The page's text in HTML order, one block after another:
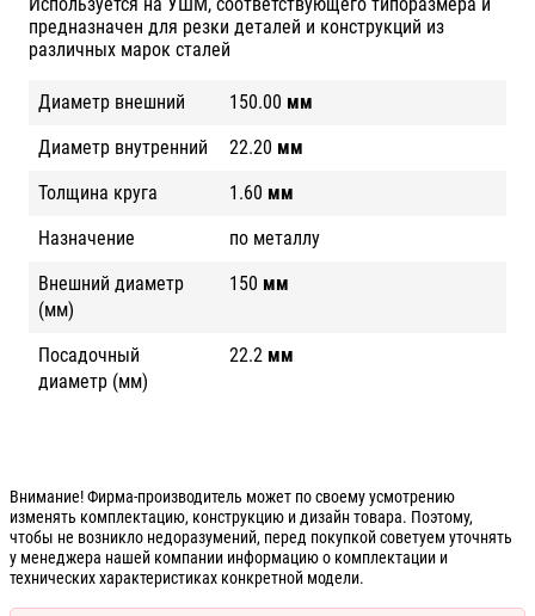
Используется на УШМ, соответствующего типоразмера и
предназначен для резки деталей и конструкций из
различных марок сталей
Диаметр внешний 150.00 мм
Диаметр внутренний
22.20 мм
Толщина круга
1.60 мм
Назначение
по металлу
Внешний диаметр
(мм)
150 мм
Посадочный
диаметр (мм)
22.2 мм
Внимание! Фирма-производитель может по своему усмотрению
изменять комплектацию, конструкцию и дизайн товара. Поэтому,
чтобы не возникло недоразумений, перед покупкой советуем уточнять
у менеджера нашей компании информацию о комплектации и
технических характеристиках конкретной модели.